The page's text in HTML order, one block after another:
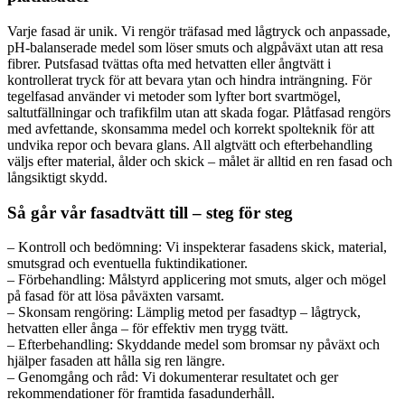
Varje fasad är unik. Vi rengör träfasad med lågtryck och anpassade,
pH-balanserade medel som löser smuts och algpåväxt utan att resa
fibrer. Putsfasad tvättas ofta med hetvatten eller ångtvätt i
kontrollerat tryck för att bevara ytan och hindra inträngning. För
tegelfasad använder vi metoder som lyfter bort svartmögel,
saltutfällningar och trafikfilm utan att skada fogar. Plåtfasad rengörs
med avfettande, skonsamma medel och korrekt spolteknik för att
undvika repor och bevara glans. All algtvätt och efterbehandling
väljs efter material, ålder och skick – målet är alltid en ren fasad och
långsiktigt skydd.
Så går vår fasadtvätt till – steg för steg
– Kontroll och bedömning: Vi inspekterar fasadens skick, material,
smutsgrad och eventuella fuktindikationer.
– Förbehandling: Målstyrd applicering mot smuts, alger och mögel
på fasad för att lösa påväxten varsamt.
– Skonsam rengöring: Lämplig metod per fasadtyp – lågtryck,
hetvatten eller ånga – för effektiv men trygg tvätt.
– Efterbehandling: Skyddande medel som bromsar ny påväxt och
hjälper fasaden att hålla sig ren längre.
– Genomgång och råd: Vi dokumenterar resultatet och ger
rekommendationer för framtida fasadunderhåll.